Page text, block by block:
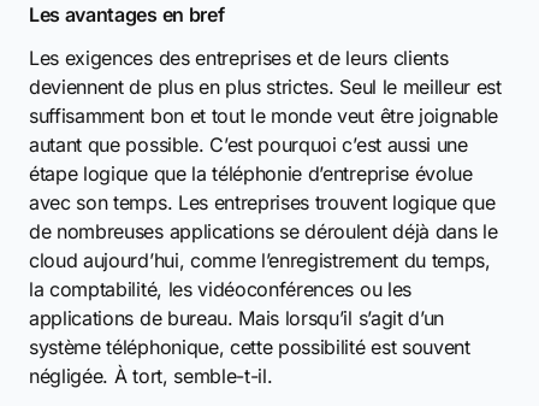
Les avantages en bref
Les exigences des entreprises et de leurs clients
deviennent de plus en plus strictes. Seul le meilleur est
suffisamment bon et tout le monde veut être joignable
autant que possible. C’est pourquoi c’est aussi une
étape logique que la téléphonie d’entreprise évolue
avec son temps. Les entreprises trouvent logique que
de nombreuses applications se déroulent déjà dans le
cloud aujourd’hui, comme l’enregistrement du temps,
la comptabilité, les vidéoconférences ou les
applications de bureau. Mais lorsqu’il s’agit d’un
système téléphonique, cette possibilité est souvent
négligée. À tort, semble-t-il.